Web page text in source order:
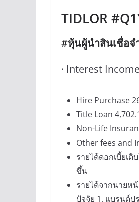
TIDLOR
#หุ้นผู้นำสินเชื่อจ
· Interest
Hire Purchase
Title Loan
Non-Life
Other fees and
รายได้ดอกเบี้ยเ
ขึ้น
รายได้จากนายห
ปัจจัย 1. แบรนด์ป